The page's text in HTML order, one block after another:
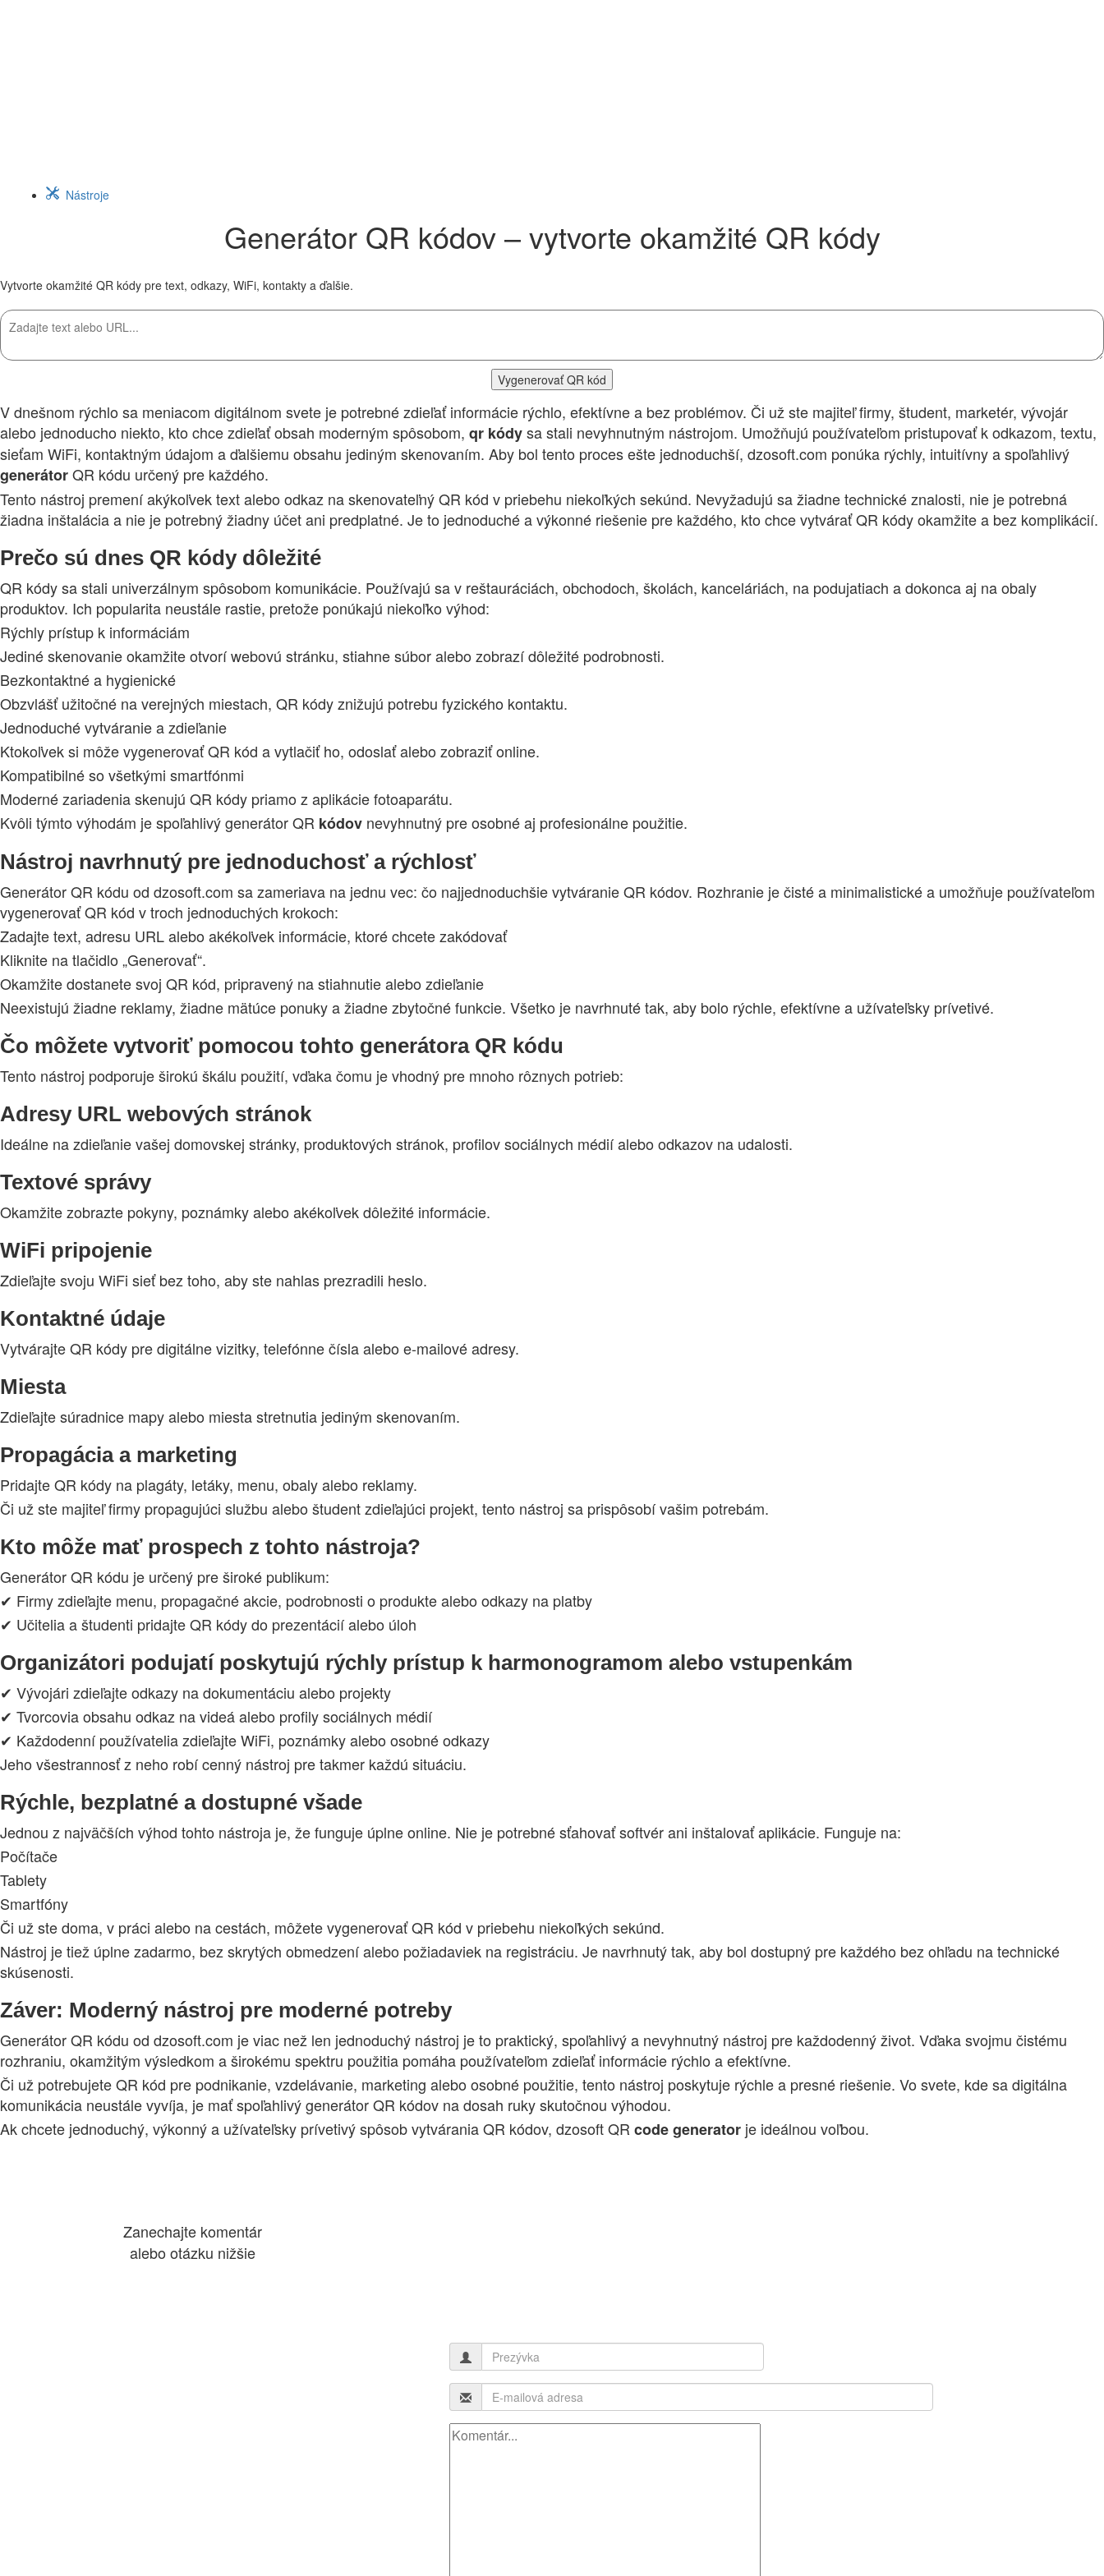
Nástroje
Generátor QR kódov – vytvorte okamžité QR kódy
Vytvorte okamžité QR kódy pre text, odkazy, WiFi, kontakty a ďalšie.
Vygenerovať QR kód
V dnešnom rýchlo sa meniacom digitálnom svete je potrebné zdieľať informácie rýchlo, efektívne a bez problémov. Či už ste majiteľ firmy, študent, marketér, vývojár
alebo jednoducho niekto, kto chce zdieľať obsah moderným spôsobom, qr kódysa stali nevyhnutným nástrojom. Umožňujú používateľom pristupovať k odkazom, textu,
sieťam WiFi, kontaktným údajom a ďalšiemu obsahu jediným skenovaním. Aby bol tento proces ešte jednoduchší, dzosoft.com ponúka rýchly, intuitívny a spoľahlivý
generátorQR kódu určený pre každého.
Tento nástroj premení akýkoľvek text alebo odkaz na skenovateľný QR kód v priebehu niekoľkých sekúnd. Nevyžadujú sa žiadne technické znalosti, nie je potrebná
žiadna inštalácia a nie je potrebný žiadny účet ani predplatné. Je to jednoduché a výkonné riešenie pre každého, kto chce vytvárať QR kódy okamžite a bez komplikácií.
Prečo sú dnes QR kódy dôležité
QR kódy sa stali univerzálnym spôsobom komunikácie. Používajú sa v reštauráciách, obchodoch, školách, kanceláriách, na podujatiach a dokonca aj na obaly
produktov. Ich popularita neustále rastie, pretože ponúkajú niekoľko výhod:
Rýchly prístup k informáciám
Jediné skenovanie okamžite otvorí webovú stránku, stiahne súbor alebo zobrazí dôležité podrobnosti.
Bezkontaktné a hygienické
Obzvlášť užitočné na verejných miestach, QR kódy znižujú potrebu fyzického kontaktu.
Jednoduché vytváranie a zdieľanie
Ktokoľvek si môže vygenerovať QR kód a vytlačiť ho, odoslať alebo zobraziť online.
Kompatibilné so všetkými smartfónmi
Moderné zariadenia skenujú QR kódy priamo z aplikácie fotoaparátu.
Kvôli týmto výhodám je spoľahlivý generátor QR kódov nevyhnutný pre osobné aj profesionálne použitie.
Nástroj navrhnutý pre jednoduchosť a rýchlosť
Generátor QR kódu od dzosoft.com sa zameriava na jednu vec: čo najjednoduchšie vytváranie QR kódov. Rozhranie je čisté a minimalistické a umožňuje používateľom
vygenerovať QR kód v troch jednoduchých krokoch:
Zadajte text, adresu URL alebo akékoľvek informácie, ktoré chcete zakódovať
Kliknite na tlačidlo „Generovať“.
Okamžite dostanete svoj QR kód, pripravený na stiahnutie alebo zdieľanie
Neexistujú žiadne reklamy, žiadne mätúce ponuky a žiadne zbytočné funkcie. Všetko je navrhnuté tak, aby bolo rýchle, efektívne a užívateľsky prívetivé.
Čo môžete vytvoriť pomocou tohto generátora QR kódu
Tento nástroj podporuje širokú škálu použití, vďaka čomu je vhodný pre mnoho rôznych potrieb:
Adresy URL webových stránok
Ideálne na zdieľanie vašej domovskej stránky, produktových stránok, profilov sociálnych médií alebo odkazov na udalosti.
Textové správy
Okamžite zobrazte pokyny, poznámky alebo akékoľvek dôležité informácie.
WiFi pripojenie
Zdieľajte svoju WiFi sieť bez toho, aby ste nahlas prezradili heslo.
Kontaktné údaje
Vytvárajte QR kódy pre digitálne vizitky, telefónne čísla alebo e-mailové adresy.
Miesta
Zdieľajte súradnice mapy alebo miesta stretnutia jediným skenovaním.
Propagácia a marketing
Pridajte QR kódy na plagáty, letáky, menu, obaly alebo reklamy.
Či už ste majiteľ firmy propagujúci službu alebo študent zdieľajúci projekt, tento nástroj sa prispôsobí vašim potrebám.
Kto môže mať prospech z tohto nástroja?
Generátor QR kódu je určený pre široké publikum:
✔ Firmy zdieľajte menu, propagačné akcie, podrobnosti o produkte alebo odkazy na platby
✔ Učitelia a študenti pridajte QR kódy do prezentácií alebo úloh
Organizátori podujatí poskytujú rýchly prístup k harmonogramom alebo vstupenkám
✔ Vývojári zdieľajte odkazy na dokumentáciu alebo projekty
✔ Tvorcovia obsahu odkaz na videá alebo profily sociálnych médií
✔ Každodenní používatelia zdieľajte WiFi, poznámky alebo osobné odkazy
Jeho všestrannosť z neho robí cenný nástroj pre takmer každú situáciu.
Rýchle, bezplatné a dostupné všade
Jednou z najväčších výhod tohto nástroja je, že funguje úplne online. Nie je potrebné sťahovať softvér ani inštalovať aplikácie. Funguje na:
Počítače
Tablety
Smartfóny
Či už ste doma, v práci alebo na cestách, môžete vygenerovať QR kód v priebehu niekoľkých sekúnd.
Nástroj je tiež úplne zadarmo, bez skrytých obmedzení alebo požiadaviek na registráciu. Je navrhnutý tak, aby bol dostupný pre každého bez ohľadu na technické
skúsenosti.
Záver: Moderný nástroj pre moderné potreby
Generátor QR kódu od dzosoft.com je viac než len jednoduchý nástroj je to praktický, spoľahlivý a nevyhnutný nástroj pre každodenný život. Vďaka svojmu čistému
rozhraniu, okamžitým výsledkom a širokému spektru použitia pomáha používateľom zdieľať informácie rýchlo a efektívne.
Či už potrebujete QR kód pre podnikanie, vzdelávanie, marketing alebo osobné použitie, tento nástroj poskytuje rýchle a presné riešenie. Vo svete, kde sa digitálna
komunikácia neustále vyvíja, je mať spoľahlivý generátor QR kódov na dosah ruky skutočnou výhodou.
Ak chcete jednoduchý, výkonný a užívateľsky prívetivý spôsob vytvárania QR kódov, dzosoft QR codegenerator je ideálnou voľbou.
Zanechajte komentár
alebo otázku nižšie